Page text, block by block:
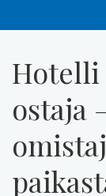
ostaja